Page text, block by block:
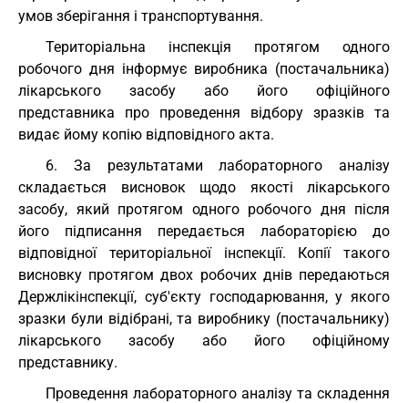
умов зберігання і транспортування.
Територіальна інспекція протягом одного
робочого дня інформує виробника (постачальника)
лікарського засобу або його офіційного
представника про проведення відбору зразків та
видає йому копію відповідного акта.
6. За результатами лабораторного аналізу
складається висновок щодо якості лікарського
засобу, який протягом одного робочого дня після
його підписання передається лабораторією до
відповідної територіальної інспекції. Копії такого
висновку протягом двох робочих днів передаються
Держлікінспекції, суб'єкту господарювання, у якого
зразки були відібрані, та виробнику (постачальнику)
лікарського засобу або його офіційному
представнику.
Проведення лабораторного аналізу та складення